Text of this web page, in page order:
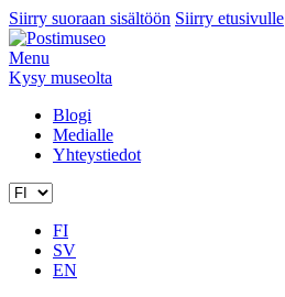
Siirry suoraan sisältöön Siirry etusivulle
Menu
Kysy museolta
Blogi
Medialle
Yhteystiedot
FI
SV
EN